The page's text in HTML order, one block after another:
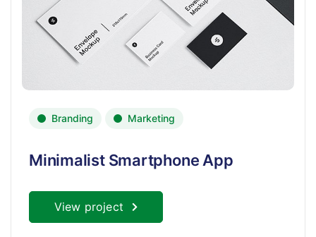
Branding Marketing
Minimalist Smartphone App
View project